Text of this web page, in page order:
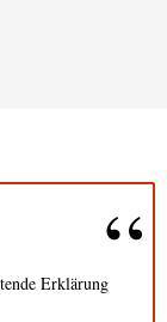
Erklärung